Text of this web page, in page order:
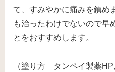
て、すみやかに痛みを鎮め
も治ったわけでないので早
とをおすすめします。
（塗り方 タンペイ製薬HP